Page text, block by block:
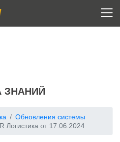
ЗНАНИЙ
Обновления системы
Логистика от 17.06.2024